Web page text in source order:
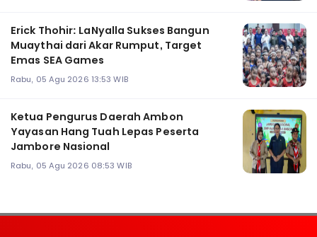
Erick Thohir: LaNyalla Sukses Bangun
Muaythai dari Akar Rumput, Target
Emas SEA Games
Rabu, 05 Agu 2026 13:53 WIB
Ketua Pengurus Daerah Ambon
Yayasan Hang Tuah Lepas Peserta
Jambore Nasional
Rabu, 05 Agu 2026 08:53 WIB